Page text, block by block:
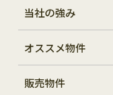
当社の強み
オススメ物件
販売物件